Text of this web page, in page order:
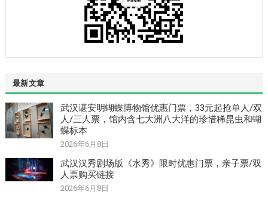
最新文章
武汉谌安明蝴蝶博物馆优惠门票，33元起抢单人/双
人/三人票，馆内含七大洲八大洋的珍惜稀昆虫和蝴
蝶标本
2026年6月8日
武汉汉秀剧场版《水秀》限时优惠门票，亲子票/双
人票购买链接
2026年6月8日